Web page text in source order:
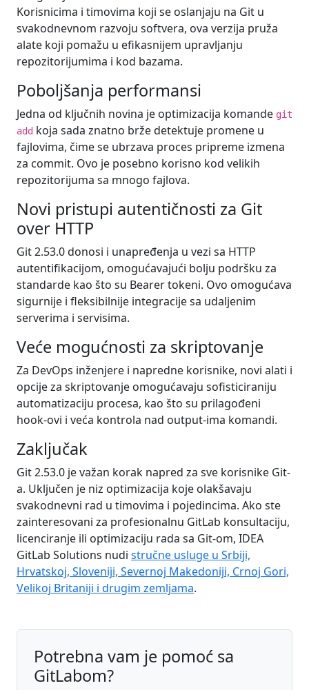
Korisnicima i timovima koji se oslanjaju na Git u
svakodnevnom razvoju softvera, ova verzija pruža
alate koji pomažu u efikasnijem upravljanju
repozitorijumima i kod bazama.
Poboljšanja performansi
Jedna od ključnih novina je optimizacija komande git
add koja sada znatno brže detektuje promene u
fajlovima, čime se ubrzava proces pripreme izmena
za commit. Ovo je posebno korisno kod velikih
repozitorijuma sa mnogo fajlova.
Novi pristupi autentičnosti za Git
over HTTP
Git 2.53.0 donosi i unapređenja u vezi sa HTTP
autentifikacijom, omogućavajući bolju podršku za
standarde kao što su Bearer tokeni. Ovo omogućava
sigurnije i fleksibilnije integracije sa udaljenim
serverima i servisima.
Veće mogućnosti za skriptovanje
Za DevOps inženjere i napredne korisnike, novi alati i
opcije za skriptovanje omogućavaju sofisticiraniju
automatizaciju procesa, kao što su prilagođeni
hook-ovi i veća kontrola nad output-ima komandi.
Zaključak
Git 2.53.0 je važan korak napred za sve korisnike Git-
a. Uključen je niz optimizacija koje olakšavaju
svakodnevni rad u timovima i pojedincima. Ako ste
zainteresovani za profesionalnu GitLab konsultaciju,
licenciranje ili optimizaciju rada sa Git-om, IDEA
GitLab Solutions nudi stručne usluge u Srbiji,
Hrvatskoj, Sloveniji, Severnoj Makedoniji, Crnoj Gori,
Velikoj Britaniji i drugim zemljama.
Potrebna vam je pomoć sa
GitLabom?